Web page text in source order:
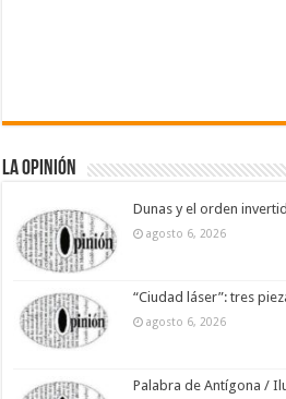
La Opinión
Dunas y el orden
agosto 6, 2026
“Ciudad láser”: tres
agosto 6, 2026
Palabra de Antígona /